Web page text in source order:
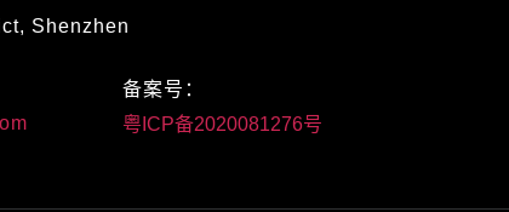
Shenzhen
备案号：
粤ICP备2020081276号